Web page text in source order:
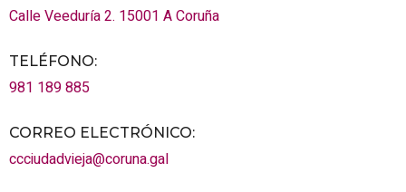
Calle Veeduría 2. 15001 A Coruña
TELÉFONO:
981 189 885
CORREO ELECTRÓNICO:
ccciudadvieja@coruna.gal